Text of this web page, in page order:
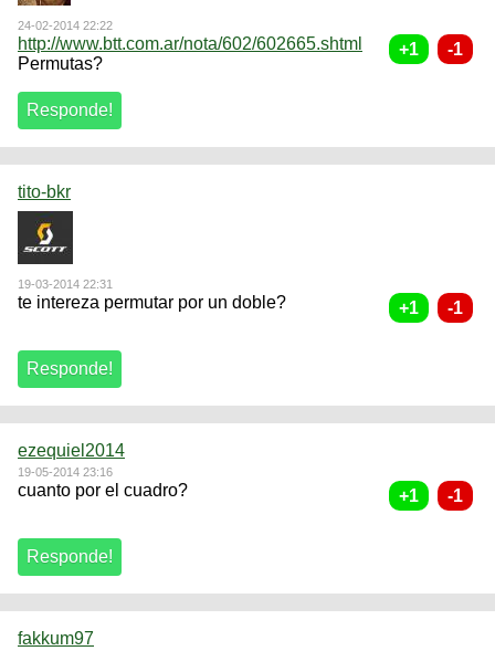
24-02-2014 22:22
http://www.btt.com.ar/nota/602/602665.shtml
Permutas?
tito-bkr
19-03-2014 22:31
te intereza permutar por un doble?
ezequiel2014
19-05-2014 23:16
cuanto por el cuadro?
fakkum97